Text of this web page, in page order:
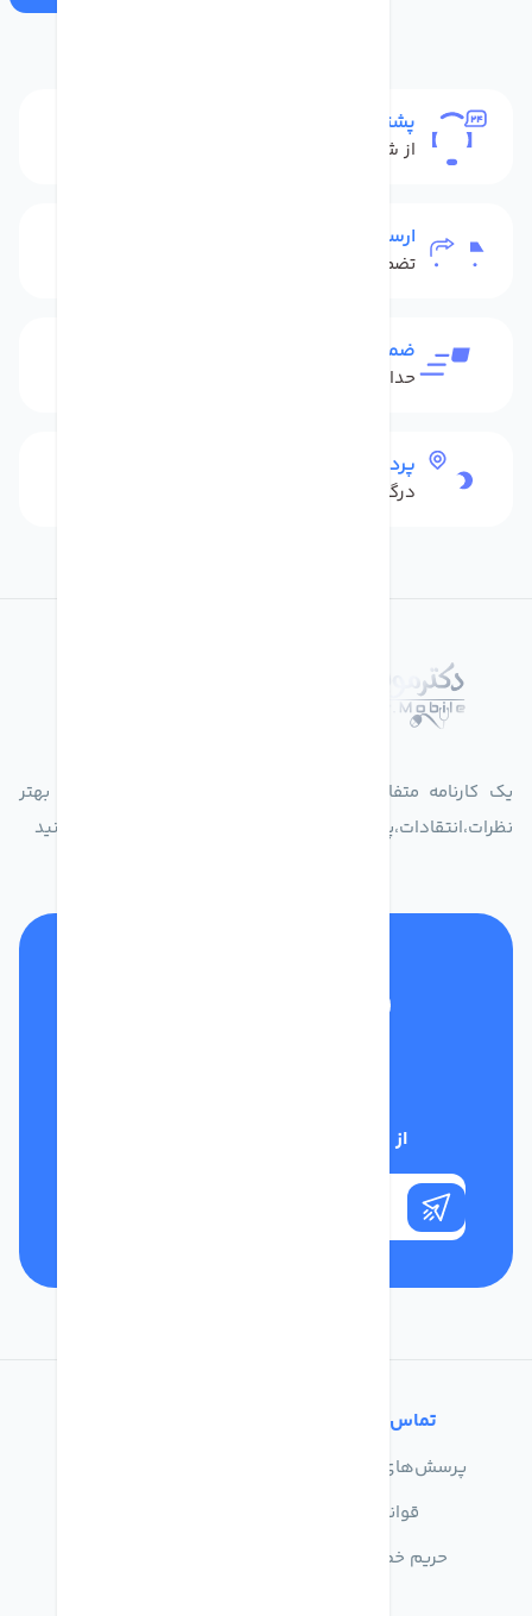
پشتیبانی
از شنبه تا پنج شنبه
ارسال به سراسر کشور
تضمین بهترین قیمت
ضمانت بازگشت کالا
حداکثر 48 ساعت بعداز تحویل
پرداخت امن
درگاه بانکی شاپرک
یک کارنامه متفاوت از زندگیت ثبت کن برای ارایه خدمات بهتر
نظرات،انتقادات،پیشنهاداتتان را به سامانه 30004719 ارسال کنید
از تخفیف‌های فروشگاه با خبر شوید
تماس با ما
پرسش‌های متداول
قوانین
حریم خصوصی